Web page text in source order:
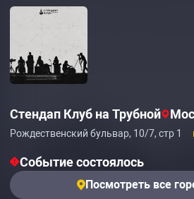
Стендап Клуб на Трубной
Рождественский бульвар, 10/7, стр 1
Событие состоялось
Посмотреть все